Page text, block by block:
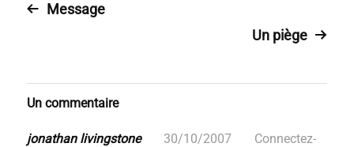
Message
Un piège
Un commentaire
jonathan livingstone 30/10/2007
Connectez-